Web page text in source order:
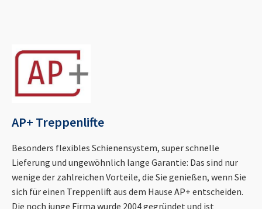
AP+ Treppenlifte
Besonders flexibles Schienensystem, super schnelle
Lieferung und ungewöhnlich lange Garantie: Das sind nur
wenige der zahlreichen Vorteile, die Sie genießen, wenn Sie
sich für einen Treppenlift aus dem Hause AP+ entscheiden.
Die noch junge Firma wurde 2004 gegründet und ist